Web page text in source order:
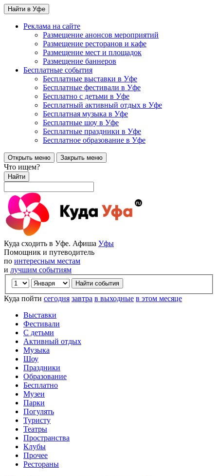
Найти в Уфе
Реклама на сайте
Размещение анонсов мероприятий
Размещение ресторанов и кафе
Размещение мест и площадок
Размещение баннеров
Бесплатные события
Бесплатные выставки в Уфе
Бесплатные фестивали в Уфе
Бесплатно с детьми в Уфе
Бесплатный активный отдых в Уфе
Бесплатная музыка в Уфе
Бесплатные шоу в Уфе
Бесплатные праздники в Уфе
Бесплатное образование в Уфе
Открыть меню Закрыть меню
Что ищем?
Найти
Куда сходить в Уфе. Афиша Уфы
Помощник и путеводитель
по интересным местам
и лучшим событиям
Куда пойти сегодня завтра в выходные в этом месяце
Выставки
Фестивали
С детьми
Активный отдых
Музыка
Шоу
Праздники
Образование
Бесплатно
Музеи
Парки
Погулять
Туристу
Театры
Пространства
Клубы
Прочее
Рестораны